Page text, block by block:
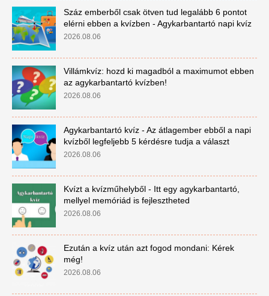
Száz emberből csak ötven tud legalább 6 pontot
elérni ebben a kvízben - Agykarbantartó napi kvíz
2026.08.06
Villámkvíz: hozd ki magadból a maximumot ebben
az agykarbantartó kvízben!
2026.08.06
Agykarbantartó kvíz - Az átlagember ebből a napi
kvízből legfeljebb 5 kérdésre tudja a választ
2026.08.06
Kvízt a kvízműhelyből - Itt egy agykarbantartó,
mellyel memóriád is fejlesztheted
2026.08.06
Ezután a kvíz után azt fogod mondani: Kérek
még!
2026.08.06